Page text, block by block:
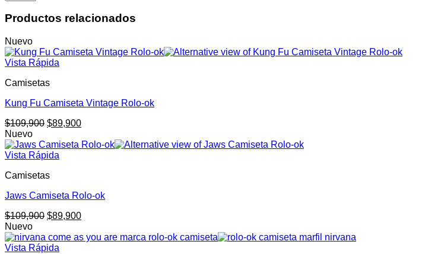
Productos relacionados
Nuevo
Vista Rápida
Camisetas
Kung Fu Camiseta Vintage Rolo-ok
$109,900 El
original
era:
$89,900El
actual
Nuevo
Vista Rápida
Camisetas
Jaws Camiseta Rolo-ok
$109,900 El
original
era:
$89,900El
actual
Nuevo
Vista Rápida